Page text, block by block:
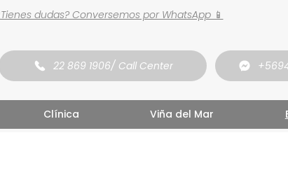
dudas? Conversemos por WhatsApp 📱
22 869 1906/ Call Center
Clínica Viña del Mar